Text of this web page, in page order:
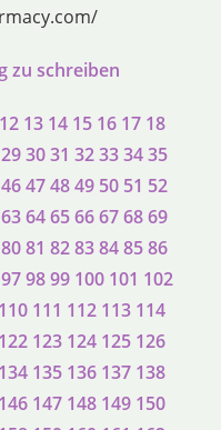
zu schreiben
12 13 14 15 16 17 18
293031 32333435
46474849 50 51 52
63646566676869
8081 8283848586
979899 100 101 102
110 111 112 113 114
122 123 124 125 126
134 135 136 137 138
146 147 148 149 150